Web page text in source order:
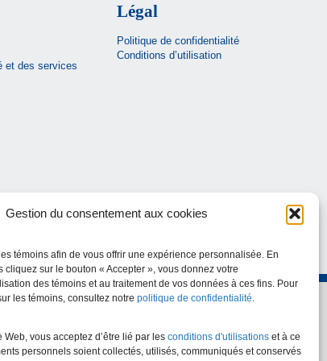
Gestion du consentement aux cookies
témoins afin de vous offrir une expérience personnalisée. En
cliquez sur le bouton « Accepter », vous donnez votre
des témoins et au traitement de vos données à ces fins. Pour
les témoins, consultez notre politique de confidentialité.
Web, vous acceptez d’être lié par les conditions d'utilisations et à ce
personnels soient collectés, utilisés, communiqués et conservés
et des services
Légal
Politique de confidentialité
Conditions d’utilisation